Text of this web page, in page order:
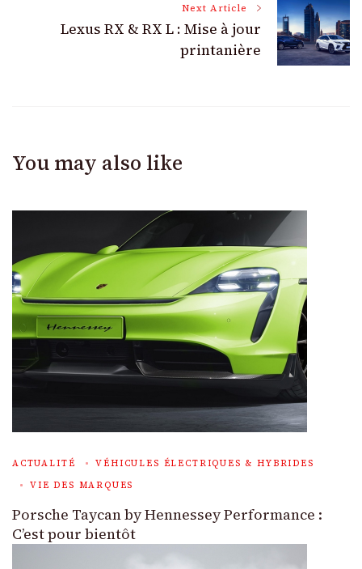
Next Article
Lexus RX & RX L : Mise à jour
printanière
You may also like
ACTUALITÉ
VÉHICULES ÉLECTRIQUES & HYBRIDES
VIE DES MARQUES
Porsche Taycan by Hennessey Performance :
C’est pour bientôt